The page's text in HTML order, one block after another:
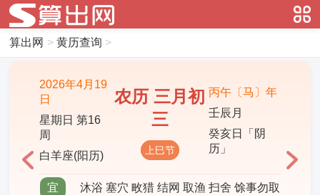
算出网 > 黄历查询 >
2026年4月19
日
星期日 第16
周
白羊座(阳历)
农历 三月初
三
上巳节
丙午〔马〕年
壬辰月
癸亥日「阴
历」
宜 沐浴 塞穴 畋猎 结网 取渔 扫舍 馀事勿取